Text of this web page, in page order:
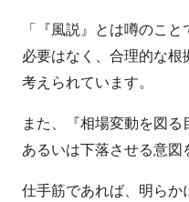
「『風説』とは噂のこ
必要はなく、合理的な
考えられています。
また、『相場変動を図る
あるいは下落させる意図
仕手筋であれば、明らか